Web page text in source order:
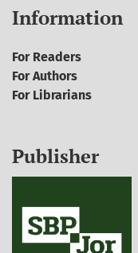
Information
For Readers
For Authors
For Librarians
Publisher